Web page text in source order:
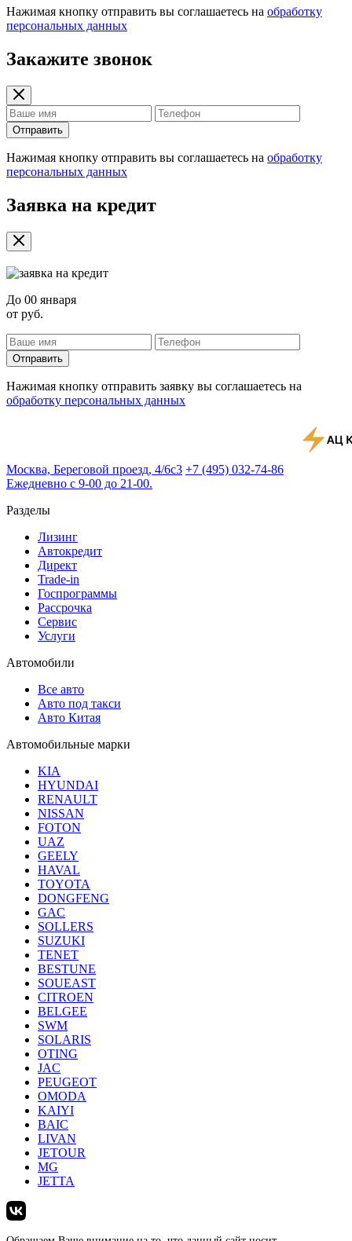
Нажимая кнопку отправить вы соглашаетесь на обработку
персональных данных
Закажите звонок
Отправить
Нажимая кнопку отправить вы соглашаетесь на обработку
персональных данных
Заявка на кредит
До 00 января
от руб.
Отправить
Нажимая кнопку отправить заявку вы соглашаетесь на
обработку персональных данных
Москва, Береговой проезд, 4/6с3 +7 (495) 032-74-86
Ежедневно с 9-00 до 21-00.
Разделы
Лизинг
Автокредит
Директ
Trade-in
Госпрограммы
Рассрочка
Сервис
Услуги
Автомобили
Все авто
Авто под такси
Авто Китая
Автомобильные марки
KIA
HYUNDAI
RENAULT
NISSAN
FOTON
UAZ
GEELY
HAVAL
TOYOTA
DONGFENG
GAC
SOLLERS
SUZUKI
TENET
BESTUNE
SOUEAST
CITROEN
BELGEE
SWM
SOLARIS
OTING
JAC
PEUGEOT
OMODA
KAIYI
BAIC
LIVAN
JETOUR
MG
JETTA